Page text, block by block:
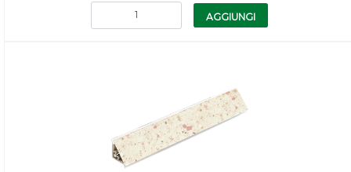
Quantità
AGGIUNGI